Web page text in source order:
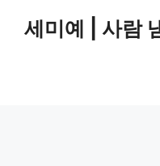
세미예 | 사람